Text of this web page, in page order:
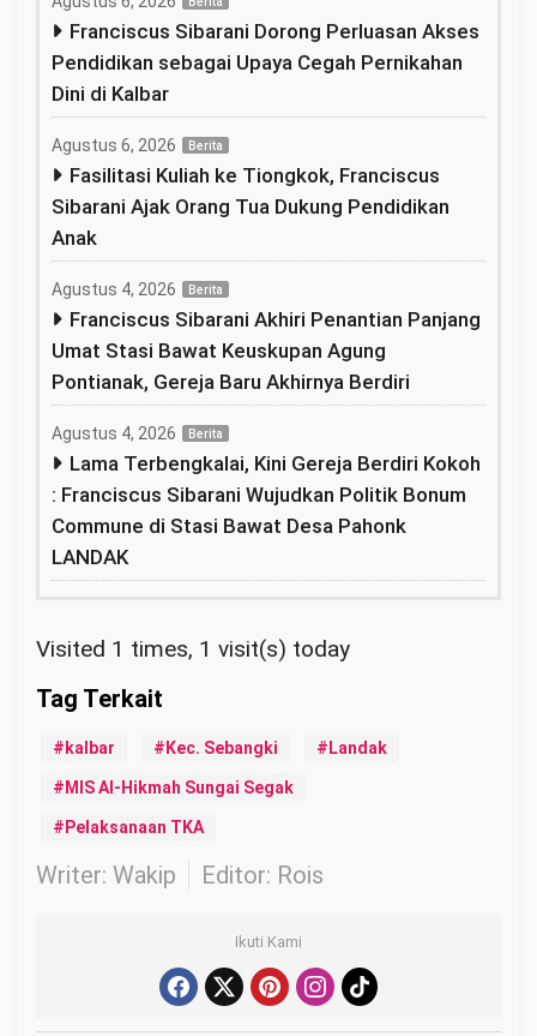
Franciscus Sibarani Dorong Perluasan Akses
Pendidikan sebagai Upaya Cegah Pernikahan
Dini di Kalbar
Agustus 6, 2026 Berita
Fasilitasi Kuliah ke Tiongkok, Franciscus
Sibarani Ajak Orang Tua Dukung Pendidikan
Anak
Agustus 4, 2026 Berita
Franciscus Sibarani Akhiri Penantian Panjang
Umat Stasi Bawat Keuskupan Agung
Pontianak, Gereja Baru Akhirnya Berdiri
Agustus 4, 2026 Berita
Lama Terbengkalai, Kini Gereja Berdiri Kokoh
: Franciscus Sibarani Wujudkan Politik Bonum
Commune di Stasi Bawat Desa Pahonk
LANDAK
Visited 1 times, 1 visit(s) today
kalbar Kec. Sebangki Landak
MIS Al-Hikmah Sungai Segak
Pelaksanaan TKA
Writer: Wakip Editor: Rois
Ikuti Kami